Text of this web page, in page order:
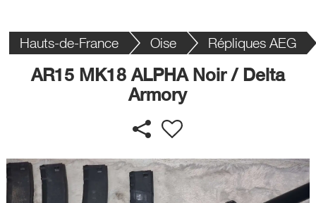
Hauts-de-France Oise Répliques AEG
AR15 MK18 ALPHA Noir / Delta
Armory